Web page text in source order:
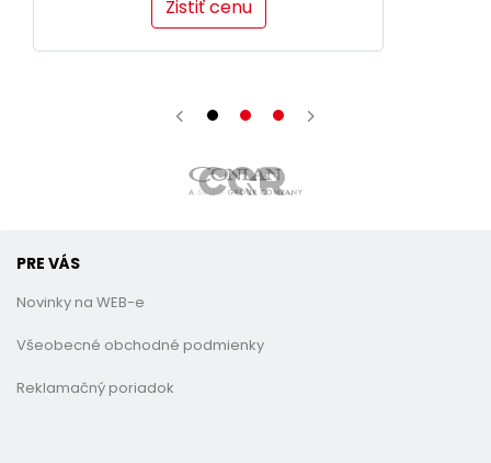
Zistiť cenu
PRE VÁS
Novinky na WEB-e
Všeobecné obchodné podmienky
Reklamačný poriadok